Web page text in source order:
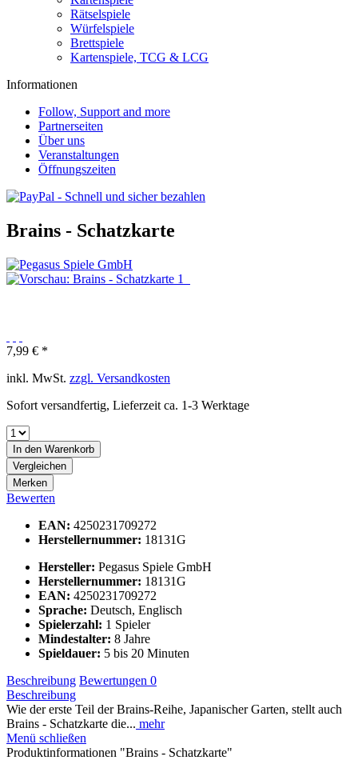
Rätselspiele
Würfelspiele
Brettspiele
Kartenspiele, TCG & LCG
Informationen
Follow, Support and more
Partnerseiten
Über uns
Veranstaltungen
Öffnungszeiten
Brains - Schatzkarte
7,99 € *
inkl. MwSt.zzgl. Versandkosten
Sofort versandfertig, Lieferzeit ca. 1-3 Werktage
In den Warenkorb
Vergleichen
Bewerten
Herstellernummer: 18131G
Hersteller:Pegasus Spiele GmbH
Herstellernummer:18131G
EAN:4250231709272
Sprache:Deutsch, Englisch
Spielerzahl:1 Spieler
Spieldauer:5 bis 20 Minuten
Beschreibung Bewertungen0
Beschreibung
Wie der erste Teil der Brains-Reihe, Japanischer Garten, stellt auch
Brains - Schatzkarte die...mehr